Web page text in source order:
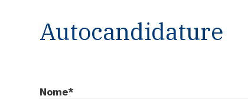
Autocandidature
Nome*